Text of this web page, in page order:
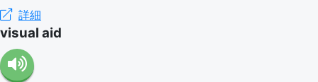
詳細
visual aid